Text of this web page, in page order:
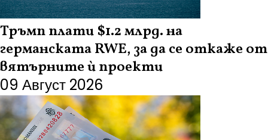
Тръмп плати $1.2 млрд. на
германската RWE, за да се откаже от
вятърните ѝ проекти
09 Август 2026